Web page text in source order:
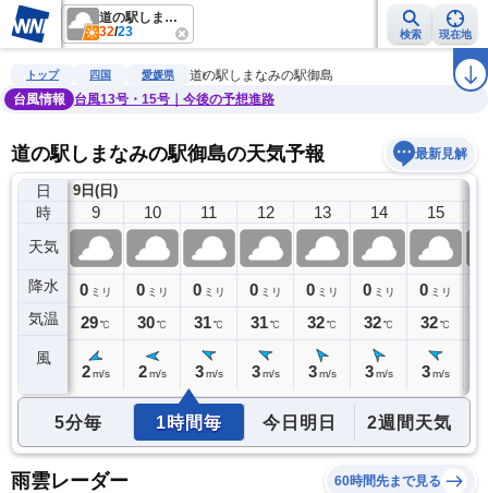
道の駅しまなみの駅御島
32/23 検索 現在地
雨雲レーダー 台風情報 地震情報 警報・注意報 ラ
トップ 四国 愛媛県
道の駅しまなみの駅御島
台風情報
台風13号・15号｜今後の予想進路
道の駅しまなみの駅御島の天気予報 最新見解
日
時
天気
降水
気温
風
9日(日)
8
0ミリ
28℃
9
0 ミリ
29℃
2 m/s
10
0 ミリ
30℃
2 m/s
11
0 ミリ
31℃
3 m/s
12
0 ミリ
31℃
3 m/s
13
0 ミリ
32℃
3 m/s
14
0 ミリ
32℃
3 m/s
15
0 ミリ
32℃
3 m/s
5分毎 1時間毎 今日明日 2週間天気
雨雲レーダー 60時間先まで見る